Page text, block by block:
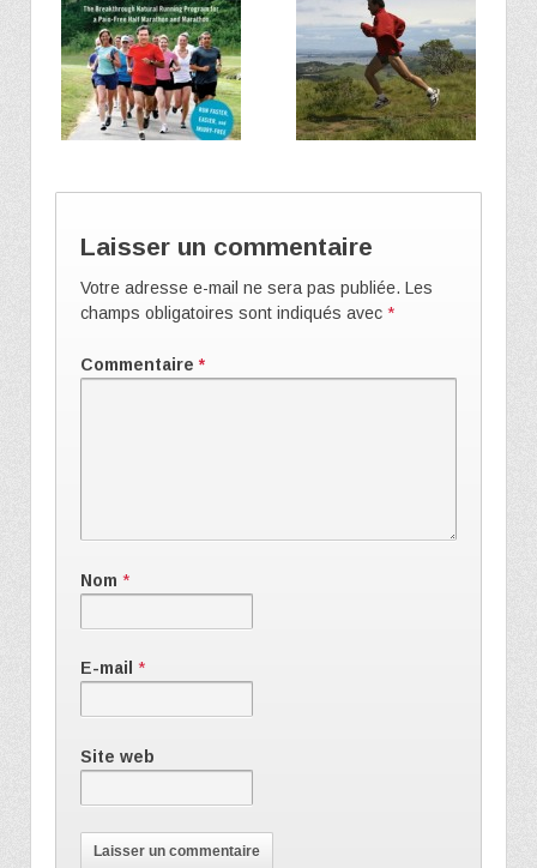
Laisser un commentaire
Votre adresse e-mail ne sera pas publiée. Les
champs obligatoires sont indiqués avec *
Commentaire *
Nom *
E-mail *
Site web